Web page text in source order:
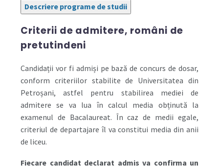
Descriere programe de studii
Criterii de admitere, români de
pretutindeni
Candidații vor fi admiși pe bază de concurs de dosar,
conform criteriilor stabilite de Universitatea din
Petroșani, astfel pentru stabilirea mediei de
admitere se va lua în calcul media obținută la
examenul de Bacalaureat. În caz de medii egale,
criteriul de departajare îl va constitui media din anii
de liceu.
Fiecare candidat declarat admis va confirma un